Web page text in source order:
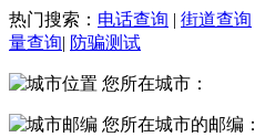
热门搜索： 电话查询 | 街道查询
量查询| 防骗测试
您所在城市：
您所在城市的邮编：